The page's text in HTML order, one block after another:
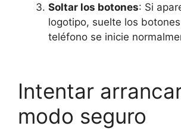
Soltar los botones: Si
logotipo, suelte los
teléfono se inicie
Intentar
modo seguro